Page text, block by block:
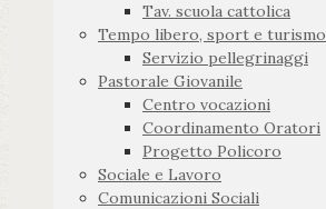
Tav. scuola cattolica
Tempo libero, sport e turismo
Servizio pellegrinaggi
Pastorale Giovanile
Centro vocazioni
Coordinamento Oratori
Progetto Policoro
Sociale e Lavoro
Comunicazioni Sociali